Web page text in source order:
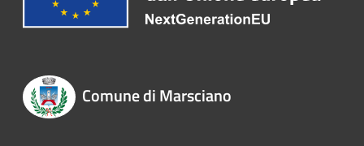
Comune di Marsciano